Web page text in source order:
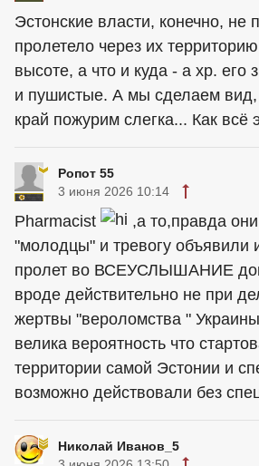
Эстонские власти, конечно, не
пролетело через их
высоте, а что и куда - а хр. его
и пушистые. А мы сделаем вид,
край пожурим слегка... Как всё
Ропот 55
3 июня 2026 10:14
Pharmacist
,а то,правда
"молодцы" и тревогу объявили
пролет во ВСЕУСЛЫШАНИЕ
вроде действительно не при
жертвы "вероломства "
велика вероятность что
территории самой Эстонии и
возможно действовали без
Николай Иванов_5